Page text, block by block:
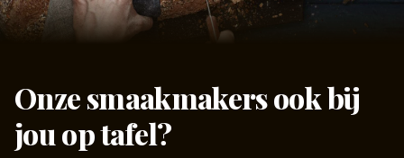
Onze smaakmakers ook bij
jou op tafel?